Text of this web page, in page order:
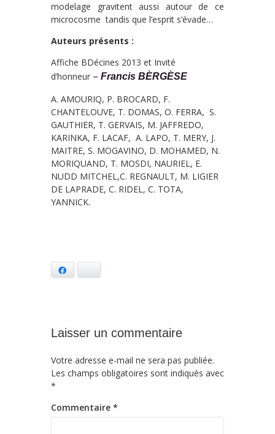
modelage gravitent aussi autour de ce
microcosme tandis que l’esprit s’évade…
Auteurs présents :
Affiche BDécines 2013 et Invité
d’honneur – Francis BÈRGÈSE
A. AMOURIQ, P. BROCARD, F.
CHANTELOUVE, T. DOMAS, O. FERRA, S.
GAUTHIER, T. GERVAIS, M. JAFFREDO,
KARINKA, F. LACAF, A. LAPO, T. MERY, J.
MAITRE, S. MOGAVINO, D. MOHAMED, N.
MORIQUAND, T. MOSDI, NAURIEL, E.
NUDD MITCHEL,C. REGNAULT, M. LIGIER
DE LAPRADE, C. RIDEL, C. TOTA,
YANNICK.
Laisser un commentaire
Votre adresse e-mail ne sera pas publiée.
Les champs obligatoires sont indiqués avec
*
Commentaire *